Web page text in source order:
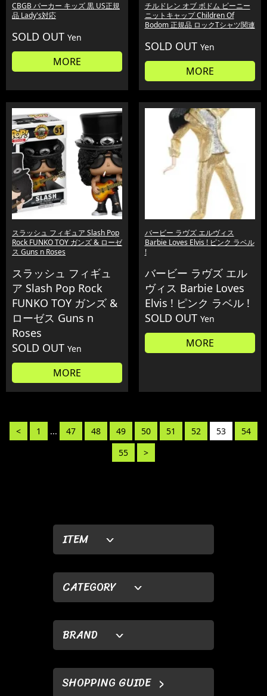
ITEM
CATEGORY
BRAND
SHOPPING GUIDE
CBGB パーカー キッズ 黒 US正規
品 Lady's対応
SOLD OUT Yen
MORE
チルドレン オブ ボドム ビーニー
ニットキャップ Children Of
Bodom 正規品 ロックTシャツ関連
SOLD OUT Yen
MORE
スラッシュ フィギュア Slash Pop
Rock FUNKO TOY ガンズ & ローゼ
ス Guns n Roses
スラッシュ フィギュ
ア Slash Pop Rock
FUNKO TOY ガンズ &
ローゼス Guns n
Roses
SOLD OUT Yen
MORE
バービー ラヴズ エルヴィス
Barbie Loves Elvis ! ピンク ラベル
!
バービー ラヴズ エル
ヴィス Barbie Loves
Elvis ! ピンク ラベル !
SOLD OUT Yen
MORE
< 1 ... 47 48 49 50 51 52 53
54
55
>